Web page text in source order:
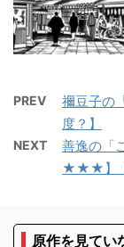
PREV
禰豆子の
度？】
NEXT
善逸の「
★★★】（
原作を見てい